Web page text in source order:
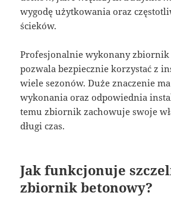
wygodę użytkowania oraz
ścieków.
Profesjonalnie wykonany
pozwala bezpiecznie korzystać z
wiele sezonów. Duże znaczenie
wykonania oraz odpowiednia
temu zbiornik zachowuje swoje
długi czas.
Jak funkcjonuje
zbiornik betonowy?